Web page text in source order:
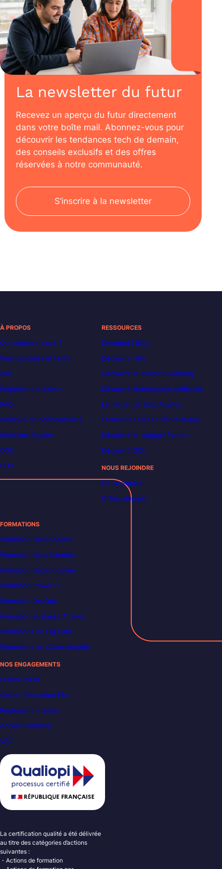
La newsletter du futur
Recevez un aperçu du futur directement
dans votre boîte mail. Abonnez-vous pour
découvrir les tendances tech de demain,
des conseils exclusifs et des offres
réservées à notre communauté.
S’inscrire à la newsletter
À PROPOS
Qui sommes-nous ?
Financements et tarifs
Avis
Règlement intérieur
FAQ
Politique de confidentialité
Mentions légales
CGU
CGV
RESSOURCES
Decoded | Blog
Découvrir n8n
Découvrir le machine learning
Découvrir l’intelligence artificielle
Le métier de Data Analyst
Formation POEI en informatique
Découvrir le langage Python
Découvrir SQL
NOUS REJOINDRE
Notre équipe
Offres d’emploi
FORMATIONS
Formation Data Analyst
Formation Data Scientist
Formation Data Engineer
Formation Power BI
Formation DevOps
Formation Business Analyst
Formations en Big Data
Formations en Cybersécurité
NOS ENGAGEMENTS
France 2030
Carbon Reduction Plan
Règlement intérieur
Accueil handicap
VAE
La certification qualité a été délivrée
au titre des catégories d’actions
suivantes :
・Actions de formation